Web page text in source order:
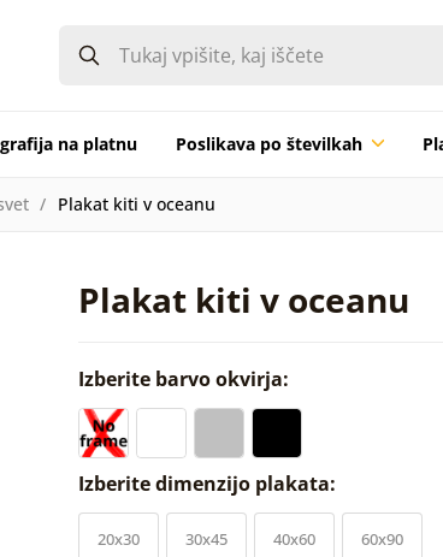
na platnu Poslikava po številkah
Plakat kiti v oceanu
Plakat kiti v oceanu
Izberite barvo okvirja:
Izberite dimenzijo plakata:
20x30 30x45 40x60 60x90